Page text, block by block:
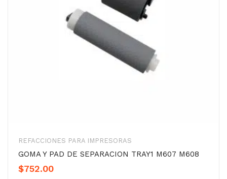
REFACCIONES PARA IMPRESORAS
GOMA Y PAD DE SEPARACION TRAY1 M607 M608
$752.00